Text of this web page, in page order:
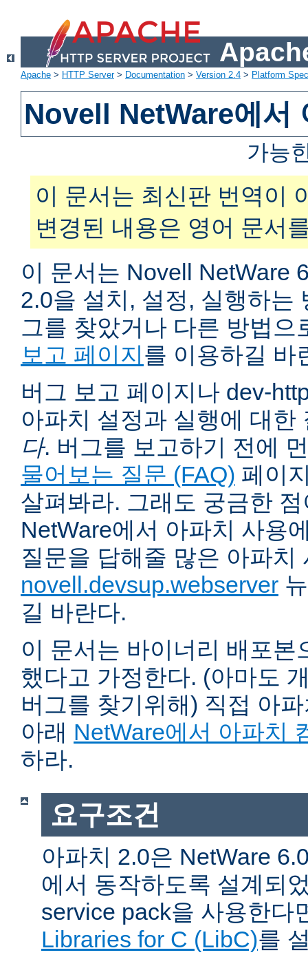
Apache > HTTP Server> Documentation > Version 2.4 > Platform
Novell NetWare에서
가능
이 문서는 최신판 번역이
변경된 내용은 영어 문서
이 문서는 Novell NetWare
2.0을 설치, 설정, 실행하는
그를 찾았거나 다른 방법
보고 페이지를 이용하길 바
버그 보고 페이지나 dev-
아파치 설정과 실행에 대
다. 버그를 보고하기 전에
물어보는 질문 (FAQ) 페이
살펴봐라. 그래도 궁금한
NetWare에서 아파치 사용
질문을 답해줄 많은 아파치
novell.devsup.webserver
길 바란다.
이 문서는 바이너리 배포본
했다고 가정한다. (아마도
버그를 찾기위해) 직접 아
아래 NetWare에서 아파치
하라.
요구조건
아파치 2.0은 NetWare
에서 동작하도록 설계되
service pack을 사용한다
Libraries for C (LibC)를